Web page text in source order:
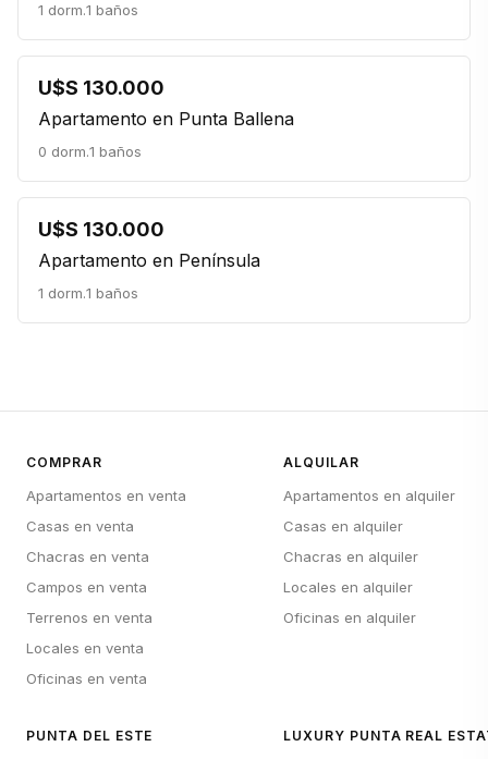
1 dorm.1 baños
U$S 130.000
Apartamento en Punta Ballena
0 dorm.1 baños
U$S 130.000
Apartamento en Península
1 dorm.1 baños
COMPRAR
Apartamentos en venta
Casas en venta
Chacras en venta
Campos en venta
Terrenos en venta
Locales en venta
Oficinas en venta
ALQUILAR
Apartamentos en alquiler
Casas en alquiler
Chacras en alquiler
Locales en alquiler
Oficinas en alquiler
PUNTA DEL ESTE LUXURY PUNTA REAL